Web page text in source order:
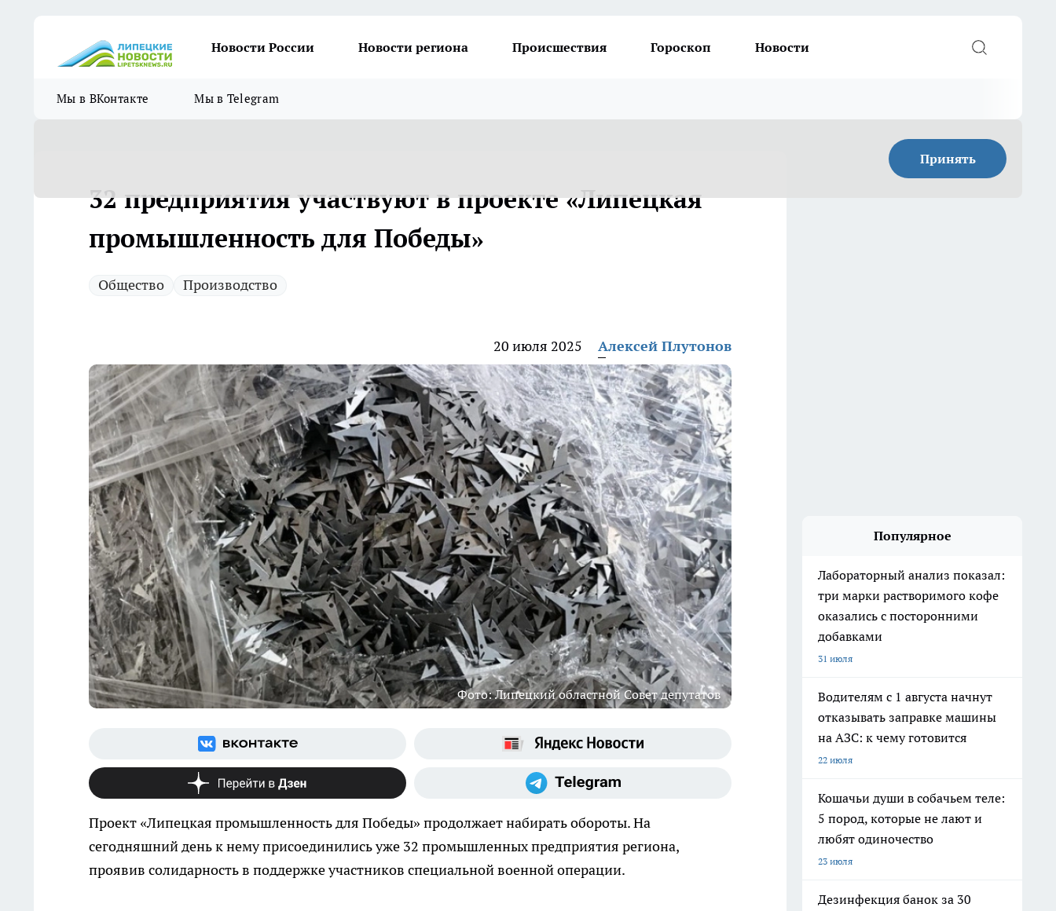
Новости России Новости региона Происшествия Гороскоп Новости
Мы в ВКонтакте Мы в Telegram
Принять
32 предприятия участвуют в проекте «Липецкая
промышленность для Победы»
Общество Производство
20 июля 2025 Алексей Плутонов
Фото: Липецкий областной Совет депутатов
Проект «Липецкая промышленность для Победы» продолжает набирать обороты. На
сегодняшний день к нему присоединились уже 32 промышленных предприятия региона,
проявив солидарность в поддержке участников специальной военной операции.
Популярное
Лабораторный анализ показал:
три марки растворимого кофе
оказались с посторонними
добавками
31 июля
Водителям с 1 августа начнут
отказывать заправке машины
на АЗС: к чему готовится
22 июля
Кошачьи души в собачьем теле:
5 пород, которые не лают и
любят одиночество
23 июля
Дезинфекция банок за 30